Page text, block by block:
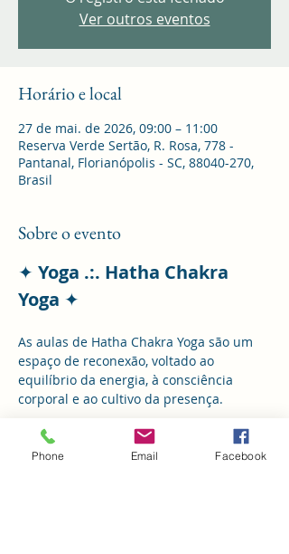
Ver outros eventos
Horário e local
27 de mai. de 2026, 09:00 – 11:00
Reserva Verde Sertão, R. Rosa, 778 -
Pantanal, Florianópolis - SC, 88040-270,
Brasil
Sobre o evento
✦ Yoga .:. Hatha Chakra
Yoga ✦
As aulas de Hatha Chakra Yoga são um
espaço de reconexão, voltado ao
equilíbrio da energia, à consciência
corporal e ao cultivo da presença.
Um encontro para cuidar do corpo,
acalmar a mente e simplesmente estar.
Phone Email Facebook